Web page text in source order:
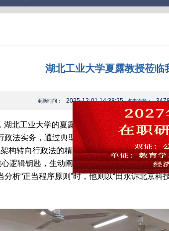
湖北工业大学夏露教授莅临
更新时间： 2025-12-01 14:38:25 点击次数：
湖北工业大学的夏露教授，莅临丽水开放大学
政法实务，通过典型案例解析行政行为规范与
转向行政法的精妙运作时，老师便如同一
心逻辑钥匙，生动阐释了行政裁量权如何在公
析“正当程序原则”时，他则以“田永诉北京